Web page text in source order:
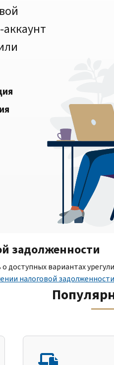
задолженности
доступных вариантах
налоговой задолженности